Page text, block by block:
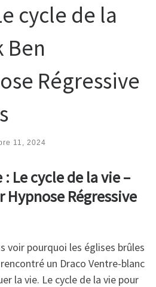
cycle de la
Ben
Régressive
11, 2024
Le cycle de la vie –
Hypnose Régressive
voir pourquoi les églises brûles
un Draco Ventre-blanc
la vie. Le cycle de la vie pour